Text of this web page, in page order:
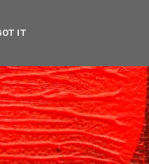
IT